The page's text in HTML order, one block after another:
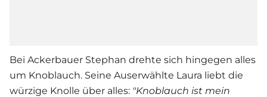
Bei Ackerbauer Stephan drehte sich hingegen alles
um Knoblauch. Seine Auserwählte Laura liebt die
würzige Knolle über alles: "Knoblauch ist mein